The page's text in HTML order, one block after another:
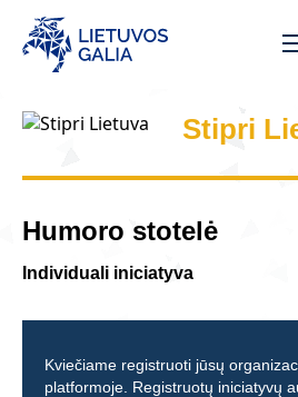
Stipri
Humoro stotelė
Individuali iniciatyva
Kviečiame registruoti jūsų
platformoje. Registruotų iniciatyvų